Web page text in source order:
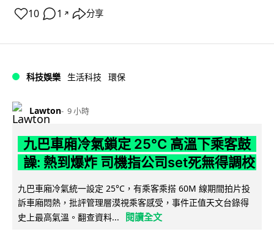
10 1 ↗ 分享
科技娛樂 生活科技 環保
Lawton 9 小時
九巴車廂冷氣鎖定 25°C 高溫下乘客鼓
譟: 熱到爆炸 司機指公司set死無得調校
九巴車廂冷氣統一設定 25°C，有乘客乘搭 60M 線期間拍片投
訴車廂悶熱，批評管理層漠視乘客感受，事件正值天文台錄得
史上最高氣溫。翻查資料...
閱讀全文